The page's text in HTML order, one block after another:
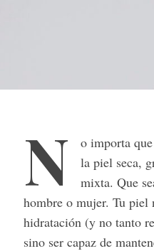
N
o importa
la piel seca,
mixta. Que
hombre o mujer. Tu piel
hidratación (y no tanto
sino ser capaz de